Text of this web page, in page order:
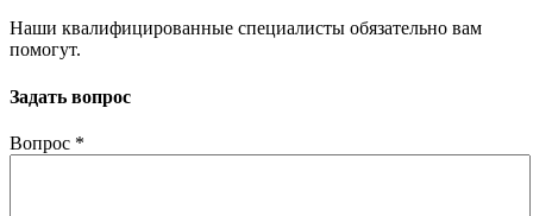
Наши квалифицированные специалисты обязательно вам
помогут.
Задать вопрос
Вопрос *